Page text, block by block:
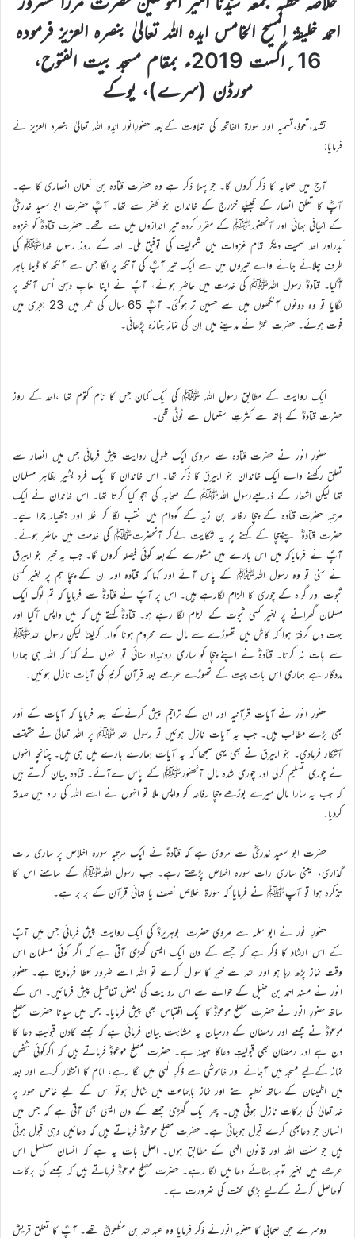
احمد خلیفۃ المسیح الخامس ایدہ اللہ تعالیٰ بنصرہ العزیز فرمودہ
16؍اگست 2019ء بمقام مسجد بیت الفتوح،
مورڈن (سرے)، یوکے
تشہد،تعوذ،تسمیہ اور سورۃ الفاتحہ کی تلاوت کےبعد حضورِانور ایّدہ اللہ تعالیٰ بنصرہ العزیز نے
فرمایا:
آج میں صحابہ کا ذکر کروں گا۔ جو پہلا ذکر ہے وہ حضرت قتادہ بن نعمان انصاری کا ہے۔
آپؓ کا تعلق انصار کے قبیلے خزرج کے خاندان بنو ظفر سے تھا۔ آپؓ حضرت ابو سعید خدریؓ
کے اخیافی بھائی اور آنحضورﷺ کے مقرر کردہ تیر اندازوں میں سے تھے۔ حضرت قتادہؓ کو غزوہ
ٔبدراور احد سمیت دیگر تمام غزوات میں شمولیت کی توفیق ملی۔ احد کے روز رسولِ خداﷺ کی
طرف چلائے جانے والے تیروں میں سے ایک تیر آپؓ کی آنکھ پر لگا جس سے آنکھ کا ڈیلا باہر
آگیا۔ قتادہؓ رسول اللہﷺ کی خدمت میں حاضر ہوئے، آپؐ نے اپنا لعابِ دہن اُس آنکھ پر
لگایا تو وہ دونوں آنکھوں میں سے حسین تر ہوگئی۔ آپؓ 65 سال کی عمر میں 23 ہجری میں
فوت ہوئے۔ حضرت عمرؓ نے مدینے میں اِن کی نمازِ جنازہ پڑھائی۔
ایک روایت کے مطابق رسول اللہ ﷺ کی ایک کمان جس کا نام کتوم تھا ،احد کے روز
حضرت قتادہؓ کے ہاتھ سے کثرتِ استعمال سے ٹوٹی تھی۔
حضورِ انور نے حضرت قتادہ سے مروی ایک طویل روایت پیش فرمائی جس میں انصار سے
تعلق رکھنے والے ایک خاندان بنو ابیرق کا ذکر تھا۔ اس خاندان کا ایک فرد بشیر بظاہر مسلمان
تھا لیکن اشعار کے ذریعےرسول اللہﷺ کے صحابہ کی ہجو کیا کرتا تھا۔ اس خاندان نے ایک
مرتبہ حضرت قتادہ کے چچا رفاعہ بن زید کے گودام میں نقب لگا کر غلّہ اور ہتھیار چرا لیے۔
حضرت قتادہؓ اپنےچچا کے کہنے پر یہ شکایت لےکر آنحضرتﷺ کی خدمت میں حاضر ہوئے۔
آپؐ نے فرمایاکہ میں اس بارے میں مشورے کےبعد کوئی فیصلہ کروں گا۔ جب یہ خبر بنو ابیرق
نے سنی تو وہ رسول اللہﷺ کے پاس آئے اور کہا کہ قتادہ اور ان کے چچا ہم پر بغیر کسی
ثبوت اور گواہ کے چوری کا الزام لگارہے ہیں۔ اس پر آپؐ نے قتادہؓ سے فرمایا کہ تم لوگ ایک
مسلمان گھرانے پر بغیر کسی ثبوت کے الزام لگا رہے ہو۔ قتادہؓ کہتے ہیں کہ میں واپس آگیا اور
بہت دل گرفتہ ہوا کہ کاش مَیں تھوڑے سے مال سے محروم ہونا گوارا کرلیتا لیکن رسول اللہﷺ
سے بات نہ کرتا۔ قتادہؓ نے اپنے چچا کو ساری روئیداد سنائی تو انہوں نے کہا کہ اللہ ہی ہمارا
مددگار ہے ہماری اس بات چیت کے تھوڑے عرصے بعد قرآن کریم کی آیات نازل ہوئیں۔
حضورِ انور نے آیاتِ قرآنیہ اور ان کے تراجم پیش کرنےکے بعد فرمایا کہ آیات کے اَور
بھی بڑے مطالب ہیں۔ جب یہ آیات نازل ہوئیں تو رسول اللہ ﷺ پر اللہ تعالیٰ نے حقیقت
آشکار فرمادی۔ بنو ابیرق نے بھی یہی سمجھا کہ یہ آیات ہمارے بارے میں ہی ہیں۔ چنانچہ انہوں
نے چوری تسلیم کرلی اور چوری شدہ مال آنحضورﷺ کے پاس لےآئے۔ قتادہ بیان کرتے ہیں
کہ جب یہ سارا مال میرے بوڑھے چچا رفاعہ کو واپس ملا تو انہوں نے اسے اللہ کی راہ میں صدقہ
کردیا۔
حضرت ابو سعید خدریؓ سے مروی ہے کہ قتادہؓ نے ایک مرتبہ سورہ اخلاص پر ساری رات
گذاری، یعنی ساری رات سورہ اخلاص پڑھتے رہے۔ جب رسول اللہﷺ کے سامنے اس کا
تذکرہ ہوا تو آپﷺ نے فرمایا کہ سورۃ اخلاص نصف یا تہائی قرآن کے برابر ہے۔
حضورِ انور نے ابو سلمہ سے مروی حضرت ابوہریرہؓ کی ایک روایت پیش فرمائی جس میں آپؐ
کے اس ارشاد کا ذکر ہے کہ جمعے کے دن ایک ایسی گھڑی آتی ہے کہ اگر کوئی مسلمان اس
وقت نماز پڑھ رہا ہو اور اللہ سے خیر کا سوال کرے تو اللہ اسے ضرور عطا فرمادیتا ہے۔ حضورِ
انور نے مسند احمد بن حنبل کے حوالے سے اس روایت کی بعض تفاصیل پیش فرمائیں۔ اس کے
ساتھ حضورِ انور نے حضرت مصلح موعودؓ کا ایک اقتباس بھی پیش فرمایا۔ جس میں سیدنا حضرت مصلح
موعودؓ نے جمعے اور رمضان کے درمیان یہ مشابہت بیان فرمائی ہے کہ جمعے کادن قبولیتِ دعا کا
دن ہے اور رمضان بھی قبولیتِ دعاکا مہینہ ہے۔ حضرت مصلح موعودؓ فرماتے ہیں کہ اگرکوئی شخص
نماز کےلیے مسجد میں آجائے اور خاموشی سے ذکرِ الٰہی میں لگا رہے، امام کا انتظار کرے اور بعد
میں اطمینان کے ساتھ خطبہ سنے اور نماز باجماعت میں شامل ہوتو اس کے لیے خاص طور پر
خداتعالیٰ کی برکات نازل ہوتی ہیں۔ پھر ایک گھڑی جمعے کے دن ایسی بھی آتی ہے کہ جس میں
انسان جو دعابھی کرے قبول ہوجاتی ہے۔ حضرت مصلح موعودؓ فرماتے ہیں کہ دعائیں وہی قبول ہوتی
ہیں جو سنت اللہ اور قانونِ الہٰی کے مطابق ہوں۔ اصل بات یہ ہے کہ انسان مسلسل اس
عرصے میں بغیر توجہ ہٹائے دعا میں لگا رہے۔ حضرت مصلح موعودؓ فرماتے ہیں کہ جمعے کی برکات
کوحاصل کرنے کےلیے بڑی محنت کی ضرورت ہے۔
دوسرے جن صحابی کا حضورِ انورنے ذکر فرمایا وہ عبداللہ بن مظعونؓ تھے۔ آپؓ کا تعلق قریش